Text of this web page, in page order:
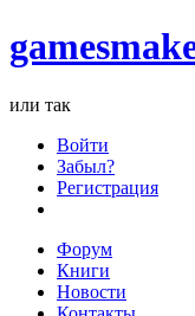
games
или так
Войти
Забыл?
Регистрация
Форум
Книги
Новости